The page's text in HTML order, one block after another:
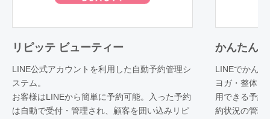
リピッテ ビューティー
LINE公式アカウントを利用した自動予約管理シ
ステム。
お客様はLINEから簡単に予約可能。入った予約
は自動で受付・管理され、顧客を囲い込みリピ
かんたん
LINEでかん
ヨガ・整体・
用できる予約
約状況の管理